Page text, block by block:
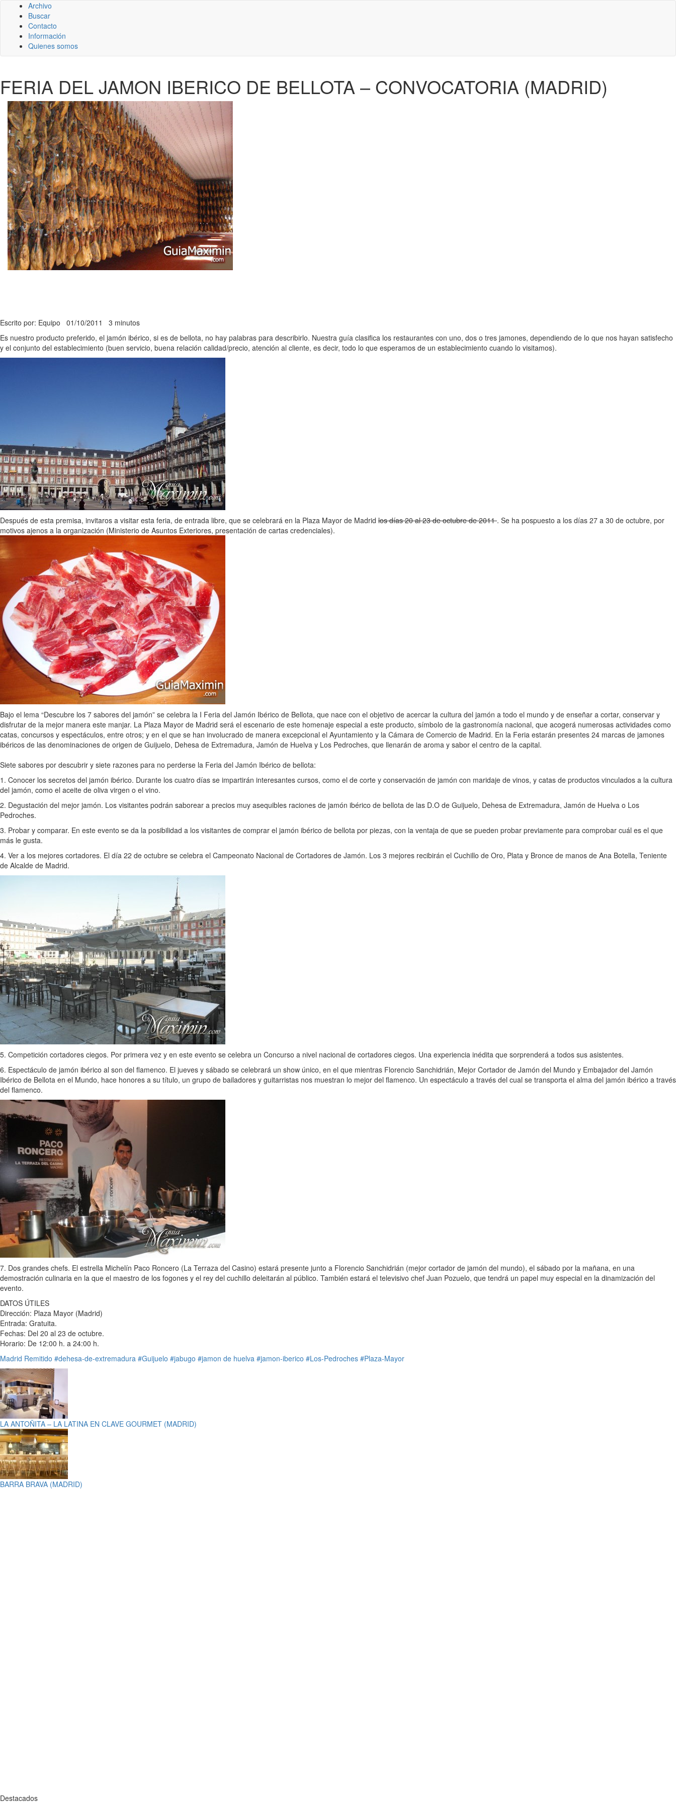
Archivo
Buscar
Contacto
Información
Quienes somos
FERIA DEL JAMON IBERICO DE BELLOTA – CONVOCATORIA (MADRID)
Escrito por: Equipo 01/10/2011 3 minutos
Es nuestro producto preferido, el jamón ibérico, si es de bellota, no hay palabras para describirlo. Nuestra guía clasifica los restaurantes con uno, dos o tres jamones, dependiendo de lo que nos hayan satisfecho
y el conjunto del establecimiento (buen servicio, buena relación calidad/precio, atención al cliente, es decir, todo lo que esperamos de un establecimiento cuando lo visitamos).
Después de esta premisa, invitaros a visitar esta feria, de entrada libre, que se celebrará en la Plaza Mayor de Madrid los días 20 al 23 de octubre de 2011. Se ha pospuesto a los días 27 a 30 de octubre, por
motivos ajenos a la organización (Ministerio de Asuntos Exteriores, presentación de cartas credenciales).
Bajo el lema “Descubre los 7 sabores del jamón” se celebra la I Feria del Jamón Ibérico de Bellota, que nace con el objetivo de acercar la cultura del jamón a todo el mundo y de enseñar a cortar, conservar y
disfrutar de la mejor manera este manjar. La Plaza Mayor de Madrid será el escenario de este homenaje especial a este producto, símbolo de la gastronomía nacional, que acogerá numerosas actividades como
catas, concursos y espectáculos, entre otros; y en el que se han involucrado de manera excepcional el Ayuntamiento y la Cámara de Comercio de Madrid. En la Feria estarán presentes 24 marcas de jamones
ibéricos de las denominaciones de origen de Guijuelo, Dehesa de Extremadura, Jamón de Huelva y Los Pedroches, que llenarán de aroma y sabor el centro de la capital.
Siete sabores por descubrir y siete razones para no perderse la Feria del Jamón Ibérico de bellota:
1. Conocer los secretos del jamón ibérico. Durante los cuatro días se impartirán interesantes cursos, como el de corte y conservación de jamón con maridaje de vinos, y catas de productos vinculados a la cultura
del jamón, como el aceite de oliva virgen o el vino.
2. Degustación del mejor jamón. Los visitantes podrán saborear a precios muy asequibles raciones de jamón ibérico de bellota de las D.O de Guijuelo, Dehesa de Extremadura, Jamón de Huelva o Los
Pedroches.
3. Probar y comparar. En este evento se da la posibilidad a los visitantes de comprar el jamón ibérico de bellota por piezas, con la ventaja de que se pueden probar previamente para comprobar cuál es el que
más le gusta.
4. Ver a los mejores cortadores. El día 22 de octubre se celebra el Campeonato Nacional de Cortadores de Jamón. Los 3 mejores recibirán el Cuchillo de Oro, Plata y Bronce de manos de Ana Botella, Teniente
de Alcalde de Madrid.
5. Competición cortadores ciegos. Por primera vez y en este evento se celebra un Concurso a nivel nacional de cortadores ciegos. Una experiencia inédita que sorprenderá a todos sus asistentes.
6. Espectáculo de jamón ibérico al son del flamenco. El jueves y sábado se celebrará un show único, en el que mientras Florencio Sanchidrián, Mejor Cortador de Jamón del Mundo y Embajador del Jamón
Ibérico de Bellota en el Mundo, hace honores a su título, un grupo de bailadores y guitarristas nos muestran lo mejor del flamenco. Un espectáculo a través del cual se transporta el alma del jamón ibérico a través
del flamenco.
7. Dos grandes chefs. El estrella Michelín Paco Roncero (La Terraza del Casino) estará presente junto a Florencio Sanchidrián (mejor cortador de jamón del mundo), el sábado por la mañana, en una
demostración culinaria en la que el maestro de los fogones y el rey del cuchillo deleitarán al público. También estará el televisivo chef Juan Pozuelo, que tendrá un papel muy especial en la dinamización del
evento.
DATOS ÚTILES
Dirección: Plaza Mayor (Madrid)
Entrada: Gratuita.
Fechas: Del 20 al 23 de octubre.
Horario: De 12:00 h. a 24:00 h.
Madrid Remitido #dehesa-de-extremadura #Guijuelo #jabugo #jamon de huelva #jamon-iberico #Los-Pedroches #Plaza-Mayor
LA ANTOÑITA – LA LATINA EN CLAVE GOURMET (MADRID)
BARRA BRAVA (MADRID)
Destacados